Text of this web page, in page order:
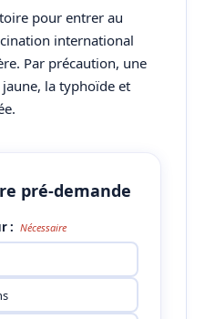
pour entrer au
international
Par précaution, une
la typhoïde et
pré-demande
: Nécessaire